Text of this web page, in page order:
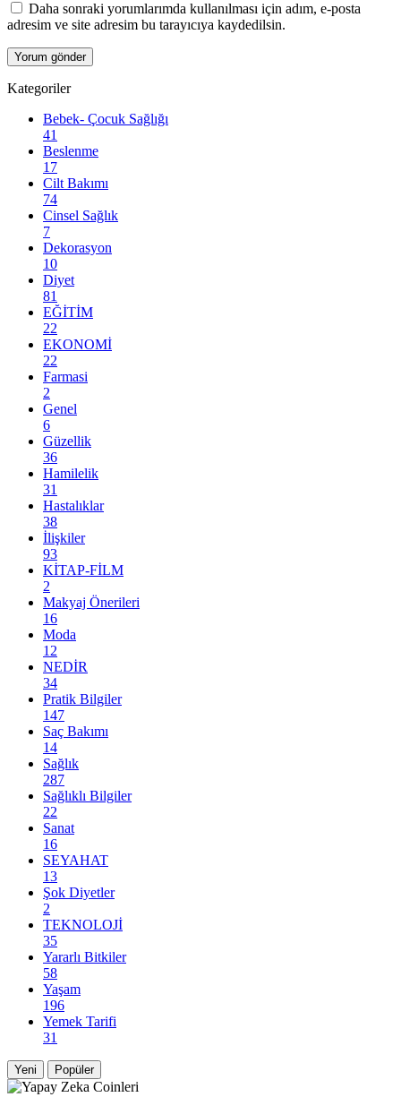
Daha sonraki yorumlarımda kullanılması için adım, e-posta
adresim ve site adresim bu tarayıcıya kaydedilsin.
Kategoriler
Bebek- Çocuk Sağlığı
41
Beslenme
17
Cilt Bakımı
74
Cinsel Sağlık
7
Dekorasyon
10
Diyet
81
EĞİTİM
22
EKONOMİ
22
Farmasi
2
Genel
6
Güzellik
36
Hamilelik
31
Hastalıklar
38
İlişkiler
93
KİTAP-FİLM
2
Makyaj Önerileri
16
Moda
12
NEDİR
34
Pratik Bilgiler
147
Saç Bakımı
14
Sağlık
287
Sağlıklı Bilgiler
22
Sanat
16
SEYAHAT
13
Şok Diyetler
2
TEKNOLOJİ
35
Yararlı Bitkiler
58
Yaşam
196
Yemek Tarifi
31
Yeni Popüler